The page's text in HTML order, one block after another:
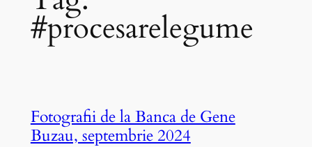
#procesarelegume
Fotografii de la Banca de Gene
Buzau, septembrie 2024